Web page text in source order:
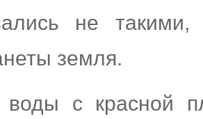
не
земля.
с красной